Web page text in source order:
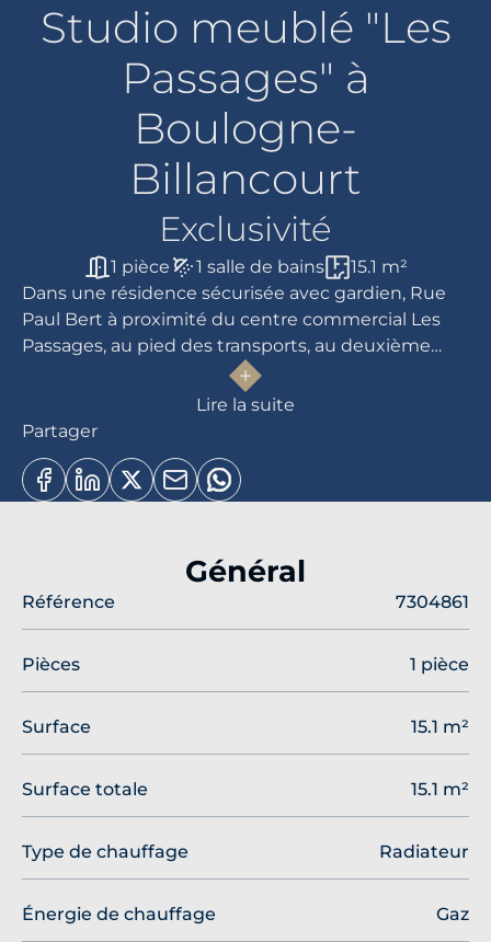
Studio meublé "Les
Passages" à
Boulogne-
Billancourt
Exclusivité
1 pièce 1 salle de bains
15.1 m²
Dans une résidence sécurisée avec gardien, Rue
Paul Bert à proximité du centre commercial Les
Passages, au pied des transports, au deuxième
étage avec ascenseur, nous vous proposons, un
très joli studio meublé de 15,10m2 comprenant,
une entrée, une salle de douche avec wc, une
aménagée et équipée.
Disponible au 25 Juin 2026.
Lire la suite
Partager
Général
Référence 7304861
Pièces 1 pièce
Surface 15.1 m²
Surface totale 15.1 m²
Type de chauffage Radiateur
Énergie de chauffage Gaz